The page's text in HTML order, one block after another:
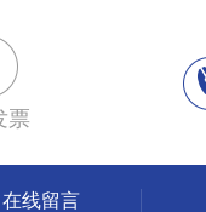
票
在线留言